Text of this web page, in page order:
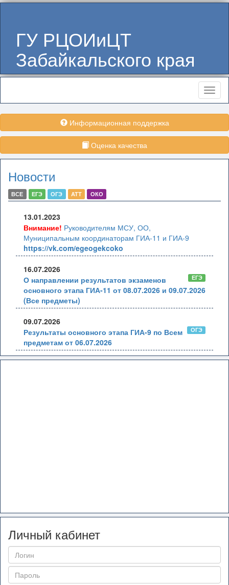
ГУ РЦОИиЦТ
Забайкальского края
Меню
Информационная поддержка
Оценка качества
Новости
ВСЕ ЕГЭ ОГЭ АТТ ОКО
13.01.2023
Внимание! Руководителям МСУ, ОО,
Муниципальным координаторам ГИА-11 и ГИА-9
https://vk.com/egeogekcoko
16.07.2026
ЕГЭ
О направлении результатов экзаменов
основного этапа ГИА-11 от 08.07.2026 и 09.07.2026
(Все предметы)
09.07.2026
ОГЭ
Результаты основного этапа ГИА-9 по Всем
предметам от 06.07.2026
Личный кабинет